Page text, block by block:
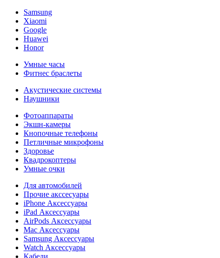
Samsung
Xiaomi
Google
Huawei
Honor
Умные часы
Фитнес браслеты
Акустические системы
Наушники
Фотоаппараты
Экшн-камеры
Кнопочные телефоны
Петличные микрофоны
Здоровье
Квадрокоптеры
Умные очки
Для автомобилей
Прочие акссесуары
iPhone Аксессуары
iPad Аксессуары
AirPods Аксессуары
Mac Аксессуары
Samsung Аксессуары
Watch Аксессуары
Кабели